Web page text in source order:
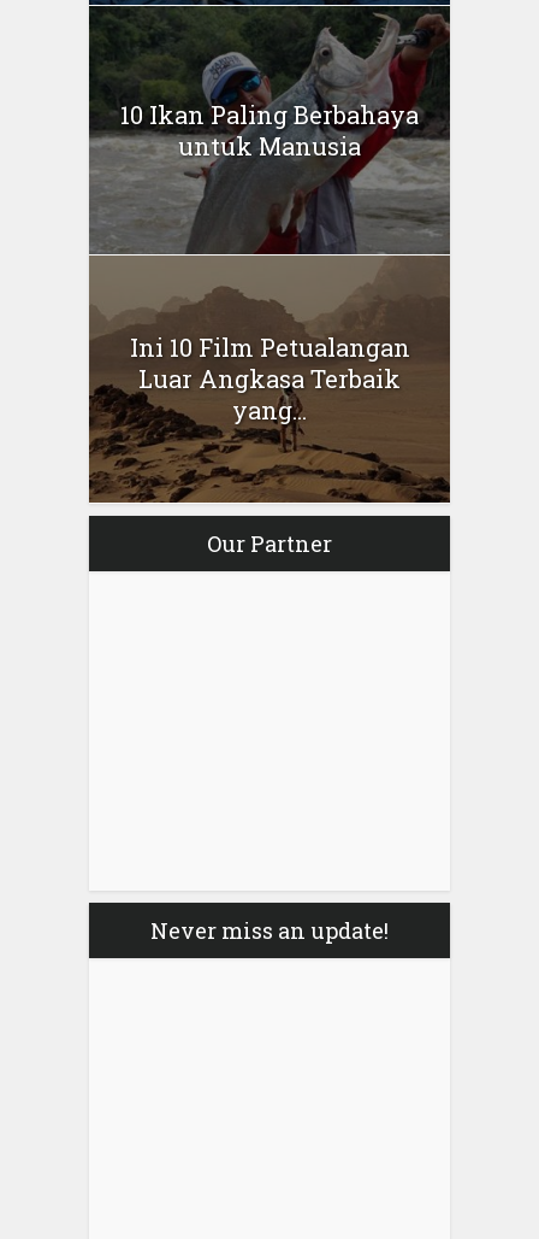
10 Ikan Paling Berbahaya
untuk Manusia
Ini 10 Film Petualangan
Luar Angkasa Terbaik
yang...
Our Partner
Never miss an update!